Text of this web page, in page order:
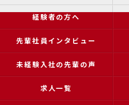
経験者の方へ
先輩社員インタビュー
未経験入社の先輩の声
求人一覧